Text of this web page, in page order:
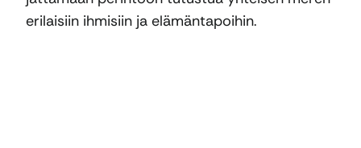
erilaisiin ihmisiin ja elämäntapoihin.